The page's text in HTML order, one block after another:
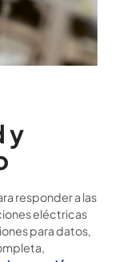
y
responder a las
eléctricas
para datos,